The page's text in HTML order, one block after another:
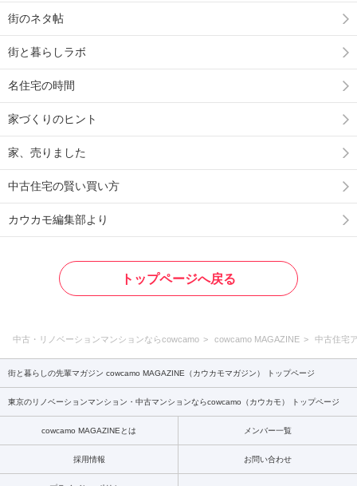
街のネタ帖
街と暮らしラボ
名住宅の時間
家づくりのヒント
家、売りました
中古住宅の賢い買い方
カウカモ編集部より
トップページへ戻る
中古・リノベーションマンションならcowcamo cowcamo MAGAZINE 中古住宅
街と暮らしの先輩マガジン cowcamo MAGAZINE（カウカモマガジン） トップページ
東京のリノベーションマンション・中古マンションならcowcamo（カウカモ） トップページ
cowcamo MAGAZINEとは メンバー一覧
採用情報 お問い合わせ